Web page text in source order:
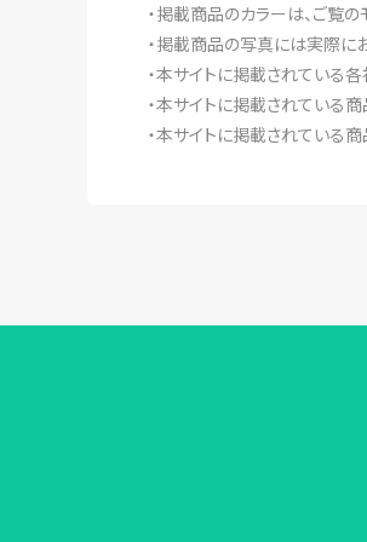
・掲載商品のカラーは、ご覧
・掲載商品の写真には実際に
・本サイトに掲載されている
・本サイトに掲載されている
・本サイトに掲載されている